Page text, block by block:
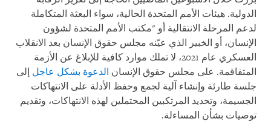
الدولية. هيئات الأمم المتحدة الحالية، سواء البعثة المتكاملة
لدعم المرحلة الانتقالية أو "مكتب الأمم المتحدة لشؤون
الإنسان، أو الخبير الذي عيّنه مجلس حقوق الإنسان بعد الانقلاب
العسكري عام 2021، لا تملك موارد كافية للإبلاغ عن الأزمة
المتفاقمة. على مجلس حقوق الإنسان الدعوة بشكل عاجل إلى
جلسة طارئة وإنشاء آلية لجمع وحفظ الأدلة على الانتهاكات
الجسيمة، وتحديد المرتكبين المحتملين لهذه الانتهاكات، وتقديم
توصيات بشأن المساءلة.